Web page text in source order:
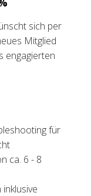
sich per
Mitglied
engagierten
für
ca. 6 - 8